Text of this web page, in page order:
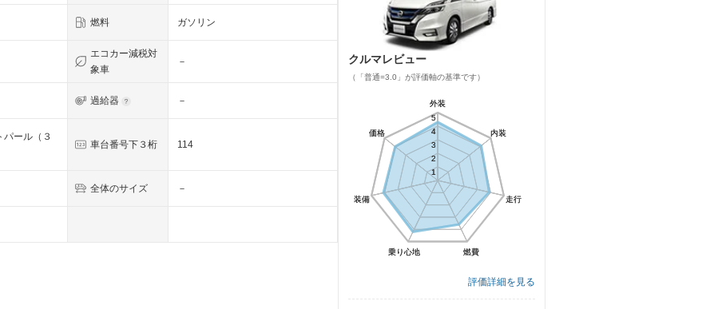
燃料 ガソリン
エコカー減税対
象車
－
過給器 －
パール（３
車台番号下３桁 114
全体のサイズ －
クルマレビュー
（「普通=3.0」が評価軸の基準です）
外装
内装
走行
燃費
乗り心地
装備
価格
1
2
3
4
5
外装
内装
走行
燃費
乗り心地
装備
価格
1
2
3
4
5
評価詳細を見る